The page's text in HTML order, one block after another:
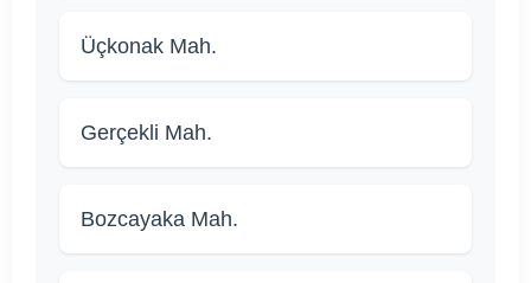
Üçkonak Mah.
Gerçekli Mah.
Bozcayaka Mah.